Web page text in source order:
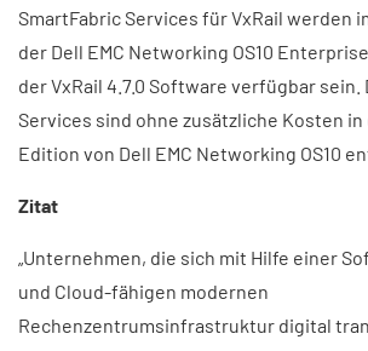
SmartFabric Services für VxRail werden
der Dell EMC Networking OS10
der VxRail 4.7.0 Software verfügbar sein.
Services sind ohne zusätzliche Kosten
Edition von Dell EMC Networking OS10
Zitat
„Unternehmen, die sich mit Hilfe einer
und Cloud-fähigen modernen
Rechenzentrumsinfrastruktur digital